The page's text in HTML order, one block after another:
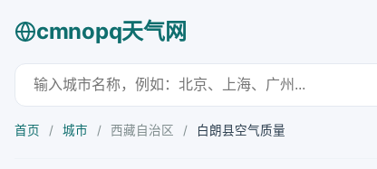
cmnopq天气网
首页 / 城市 / 西藏自治区 / 白朗县空气质量